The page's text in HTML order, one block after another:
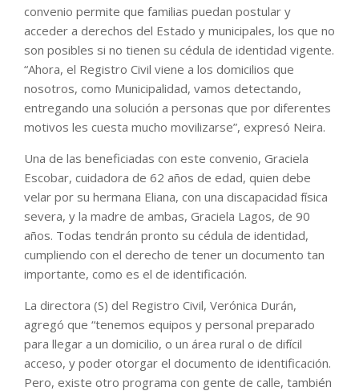
convenio permite que familias puedan postular y
acceder a derechos del Estado y municipales, los que no
son posibles si no tienen su cédula de identidad vigente.
“Ahora, el Registro Civil viene a los domicilios que
nosotros, como Municipalidad, vamos detectando,
entregando una solución a personas que por diferentes
motivos les cuesta mucho movilizarse”, expresó Neira.
Una de las beneficiadas con este convenio, Graciela
Escobar, cuidadora de 62 años de edad, quien debe
velar por su hermana Eliana, con una discapacidad física
severa, y la madre de ambas, Graciela Lagos, de 90
años. Todas tendrán pronto su cédula de identidad,
cumpliendo con el derecho de tener un documento tan
importante, como es el de identificación.
La directora (S) del Registro Civil, Verónica Durán,
agregó que “tenemos equipos y personal preparado
para llegar a un domicilio, o un área rural o de difícil
acceso, y poder otorgar el documento de identificación.
Pero, existe otro programa con gente de calle, también